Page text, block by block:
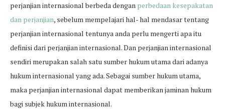
perjanjian internasional berbeda dengan perbedaan kesepakatan
dan perjanjian, sebelum mempelajari hal- hal mendasar tentang
perjanjian internasional tentunya anda perlu mengerti apa itu
definisi dari perjanjian internasional. Dan perjanjian internasional
sendiri merupakan salah satu sumber hukum utama dari adanya
hukum internasional yang ada. Sebagai sumber hukum utama,
maka perjanjian internasional dapat memberikan jaminan hukum
bagi subjek hukum internasional.